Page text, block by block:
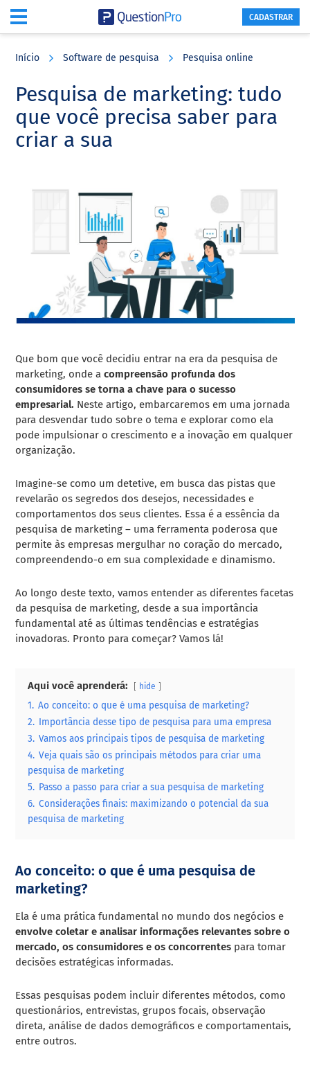
content
sidebar
CADASTRAR
Início Software de pesquisa Pesquisa online
Pesquisa de marketing: tudo
que você precisa saber para
criar a sua
Que bom que você decidiu entrar na era da pesquisa de
marketing, onde acompreensão profunda dos
consumidores se torna a chave para o sucesso
empresarial. Neste artigo, embarcaremos em uma jornada
para desvendar tudo sobre o tema e explorar como ela
pode impulsionar o crescimento e a inovação em qualquer
organização.
Imagine-se como um detetive, em busca das pistas que
revelarão os segredos dos desejos, necessidades e
comportamentos dos seus clientes. Essa é a essência da
pesquisa de marketing – uma ferramenta poderosa que
permite às empresas mergulhar no coração do mercado,
compreendendo-o em sua complexidade e dinamismo.
Ao longo deste texto, vamos entender as diferentes facetas
da pesquisa de marketing, desde a sua importância
fundamental até as últimas tendências e estratégias
inovadoras. Pronto para começar? Vamos lá!
Aqui você aprenderá: hide
1. Ao conceito: o que é uma pesquisa de marketing?
2. Importância desse tipo de pesquisa para uma empresa
3. Vamos aos principais tipos de pesquisa de marketing
4. Veja quais são os principais métodos para criar uma
pesquisa de marketing
5. Passo a passo para criar a sua pesquisa de marketing
6. Considerações finais: maximizando o potencial da sua
pesquisa de marketing
Ao conceito: o que é uma pesquisa de
marketing?
Ela é uma prática fundamental no mundo dos negócios e
envolve coletar e analisar informações relevantes sobre o
mercado, os consumidores e os concorrentes para tomar
decisões estratégicas informadas.
Essas pesquisas podem incluir diferentes métodos, como
questionários, entrevistas, grupos focais, observação
direta, análise de dados demográficos e comportamentais,
entre outros.